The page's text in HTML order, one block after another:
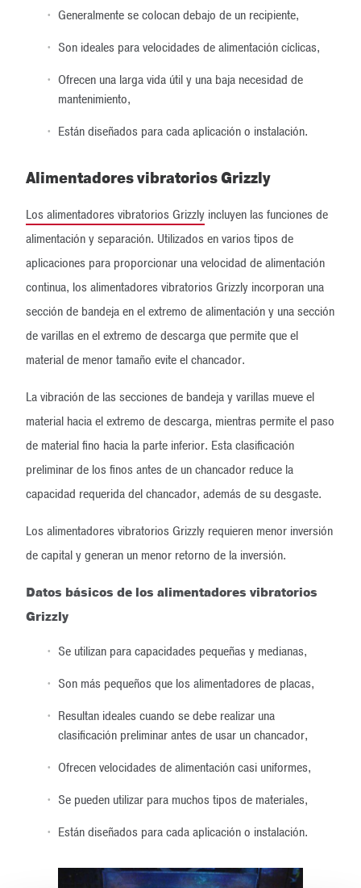
Generalmente se colocan debajo de un recipiente,
Son ideales para velocidades de alimentación cíclicas,
Ofrecen una larga vida útil y una baja necesidad de
mantenimiento,
Están diseñados para cada aplicación o instalación.
Alimentadores vibratorios Grizzly
Los alimentadores vibratorios Grizzly incluyen las funciones de
alimentación y separación. Utilizados en varios tipos de
aplicaciones para proporcionar una velocidad de alimentación
continua, los alimentadores vibratorios Grizzly incorporan una
sección de bandeja en el extremo de alimentación y una sección
de varillas en el extremo de descarga que permite que el
material de menor tamaño evite el chancador.
La vibración de las secciones de bandeja y varillas mueve el
material hacia el extremo de descarga, mientras permite el paso
de material fino hacia la parte inferior. Esta clasificación
preliminar de los finos antes de un chancador reduce la
capacidad requerida del chancador, además de su desgaste.
Los alimentadores vibratorios Grizzly requieren menor inversión
de capital y generan un menor retorno de la inversión.
Datos básicos de los alimentadores vibratorios
Grizzly
Se utilizan para capacidades pequeñas y medianas,
Son más pequeños que los alimentadores de placas,
Resultan ideales cuando se debe realizar una
clasificación preliminar antes de usar un chancador,
Ofrecen velocidades de alimentación casi uniformes,
Se pueden utilizar para muchos tipos de materiales,
Están diseñados para cada aplicación o instalación.